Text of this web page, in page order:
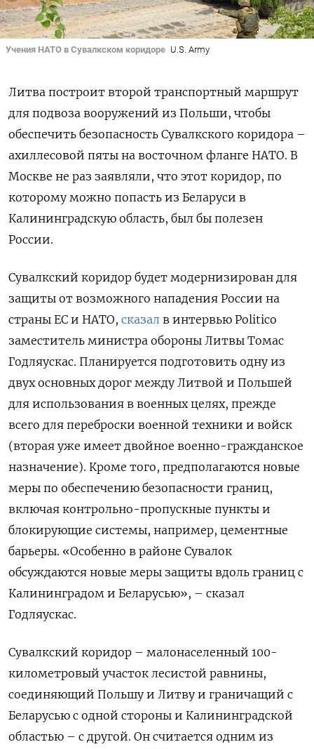
Учения НАТО в Сувалкском коридоре U.S. Army
Литва построит второй транспортный маршрут
для подвоза вооружений из Польши, чтобы
обеспечить безопасность Сувалкского коридора –
ахиллесовой пяты на восточном фланге НАТО. В
Москве не раз заявляли, что этот коридор, по
которому можно попасть из Беларуси в
Калининградскую область, был бы полезен
России.
Сувалкский коридор будет модернизирован для
защиты от возможного нападения России на
страны ЕС и НАТО, сказал в интервью Politico
заместитель министра обороны Литвы Томас
Годляускас. Планируется подготовить одну из
двух основных дорог между Литвой и Польшей
для использования в военных целях, прежде
всего для переброски военной техники и войск
(вторая уже имеет двойное военно-гражданское
назначение). Кроме того, предполагаются новые
меры по обеспечению безопасности границ,
включая контрольно-пропускные пункты и
блокирующие системы, например, цементные
барьеры. «Особенно в районе Сувалок
обсуждаются новые меры защиты вдоль границ с
Калининградом и Беларусью», – сказал
Годляускас.
Сувалкский коридор – малонаселенный 100-
километровый участок лесистой равнины,
соединяющий Польшу и Литву и граничащий с
Беларусью с одной стороны и Калининградской
областью – с другой. Он считается одним из